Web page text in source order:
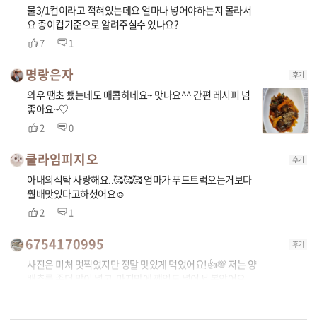
물3/1컵이라고 적혀있는데요 얼마나 넣어야하는지 몰라서
요 종이컵기준으로 알려주실수 있나요?
7 1
명랑은자 후기
와우 땡초 뺐는데도 매콤하네요~ 맛나요^^ 간편 레시피 넘
좋아요~♡
2 0
쿨라임피지오 후기
아내의식탁 사랑해요..🥰🥰🥰 엄마가 푸드트럭오는거보다
훨배맛있다고하셨어요☺
2 1
6754170995 후기
사진은 미처 멋찍었지만 정말 맛있게 먹었어요!👍💯 저는 양